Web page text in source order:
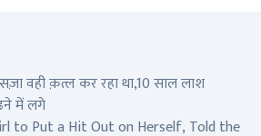
वही क़त्ल कर रहा था,10 साल लाश
में लगे
to Put a Hit Out on Herself, Told the